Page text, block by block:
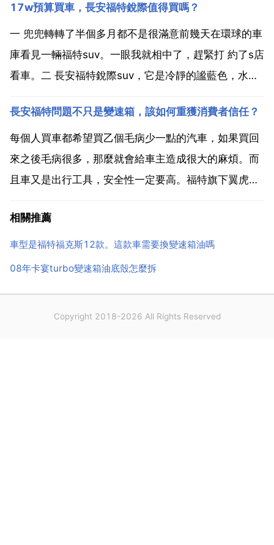
用。用合適的螺絲刀拆下變速箱裡 外殼，這時會有一些
變速箱油流出，注意躲避。步驟二 幾分鐘之後，當部分
油快流乾...
17w預算買車，長安福特銳際值得買嗎？
一 兜兜轉轉了半個多月都不是很滿意前幾天在環球的車
庫看見一輛福特suv。一眼我就相中了，趕緊打 約了s店
看車。二 長安福特銳際suv，它是冷靜的謐藍色，水滴
溜背式的，線條流暢，很有都市時尚感，腰部還有些肌
肉感。銷售小哥說這是運用了東方哲學中水的 剛柔...
長安福特問題不只是變速箱，該如何重獲消費者信任？
每個人買車都希望買乙個毛病少一點的汽車，如果買回
來之後毛病很多，那麼就會給車主造成很大的麻煩。而
且車又是出行工具，安全性一定要高。福特旗下翼虎車
是變速箱的問題。變速箱是一輛汽車的核心，如果變速
箱有了大問題，那麼整輛汽車的效能也會受到很大的影
響。長福特的...
相關推薦
車型是福特福克斯12款。這款車需要換變速箱油嗎
08年卡宴turbo變速箱油底殼怎麼拆
Copyright 2018-2026 All Rights Reserved